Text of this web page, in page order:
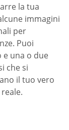
la tua
immagini
per
Puoi
e una o due
che si
il tuo vero